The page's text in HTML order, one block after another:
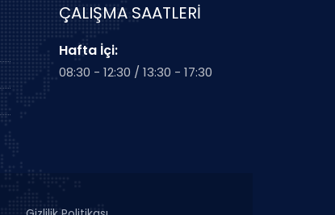
ÇALIŞMA SAATLERİ
Hafta İçi:
08:30 - 12:30 / 13:30 - 17:30